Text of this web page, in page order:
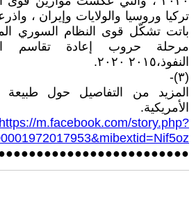
تركيا وروسيا والولايات وإيران ،
باتت تشكّل قوى النظام السوري
مرحلة حروب إعادة تقاسم
النفوذ،٢٠١٥ ٢٠٢٠.
(٣)-
المزيد من التفاصيل حول طبيعة
الأمريكية.
https://m.facebook.com/story.php?